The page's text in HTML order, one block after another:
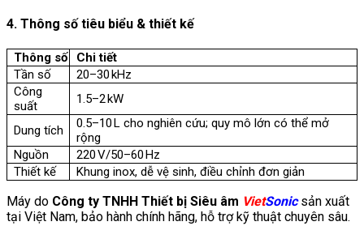
4. Thông số tiêu biểu & thiết kế
Thông số
Chi tiết
Tần số
20–30 kHz
Công
suất
1.5–2 kW
Dung tích
0.5–10 L cho nghiên cứu; quy mô lớn có thể mở
rộng
Nguồn
220 V/50–60 Hz
Thiết kế
Khung inox, dễ vệ sinh, điều chỉnh đơn giản
Máy do Công ty TNHH Thiết bị Siêu âm VietSonicsản xuất
tại Việt Nam, bảo hành chính hãng, hỗ trợ kỹ thuật chuyên sâu.